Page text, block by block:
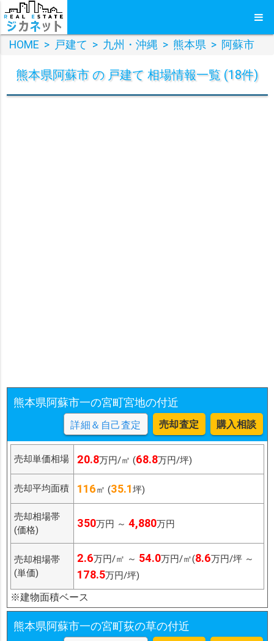
HOME > 戸建て > 九州・沖縄 > 熊本県 > 阿蘇市
熊本県阿蘇市 の 戸建て 相場情報一覧 (18件)
熊本県阿蘇市一の宮町宮地の付近
詳細＆自己査定 売却査定 購入相談
売却単価相場 20.8万円/㎡ (68.8万円/坪)
売却平均面積 116㎡ (35.1坪)
売却相場帯
(価格)
350万円 ～ 4,880万円
売却相場帯
(単価)
2.6万円/㎡ ～ 54.0万円/㎡(8.6万円/坪 ～
178.5万円/坪)
※建物面積ベース
熊本県阿蘇市一の宮町荻の草の付近